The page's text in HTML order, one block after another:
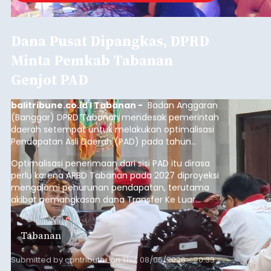
Dana Pusat Dipangkas, DPRD
Minta Pemkab Tabanan
Genjot PAD
balitribune.co.id I Tabanan - Badan Anggaran
(Banggar) DPRD Tabanan mendesak pemerintah
daerah setempat untuk melakukan optimalisasi
Pendapatan Asli Daerah (PAD) pada tahun
anggaran 2027.
Optimalisasi penerimaan dari sisi PAD itu dirasa
perlu karena APBD Tabanan pada 2027 diproyeksi
mengalami penurunan pendapatan, terutama
akibat pemangkasan dana Transfer Ke Luar
Daerah (TKD) dari pemerintah pusat.
Tabanan
Submitted bycontributoronThu, 08/06/2026 - 20:33